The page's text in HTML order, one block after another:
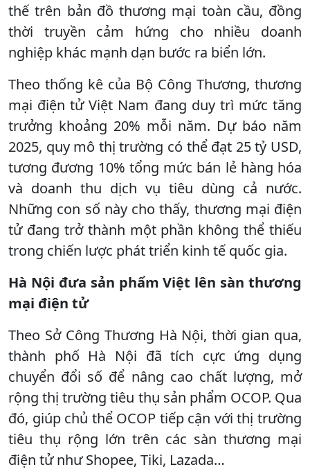
thế trên bản đồ thương mại toàn cầu, đồng
thời truyền cảm hứng cho nhiều doanh
nghiệp khác mạnh dạn bước ra biển lớn.
Theo thống kê của Bộ Công Thương, thương
mại điện tử Việt Nam đang duy trì mức tăng
trưởng khoảng 20% mỗi năm. Dự báo năm
2025, quy mô thị trường có thể đạt 25 tỷ USD,
tương đương 10% tổng mức bán lẻ hàng hóa
và doanh thu dịch vụ tiêu dùng cả nước.
Những con số này cho thấy, thương mại điện
tử đang trở thành một phần không thể thiếu
trong chiến lược phát triển kinh tế quốc gia.
Hà Nội đưa sản phẩm Việt lên sàn thương
mại điện tử
Theo Sở Công Thương Hà Nội, thời gian qua,
thành phố Hà Nội đã tích cực ứng dụng
chuyển đổi số để nâng cao chất lượng, mở
rộng thị trường tiêu thụ sản phẩm OCOP. Qua
đó, giúp chủ thể OCOP tiếp cận với thị trường
tiêu thụ rộng lớn trên các sàn thương mại
điện tử như Shopee, Tiki, Lazada…